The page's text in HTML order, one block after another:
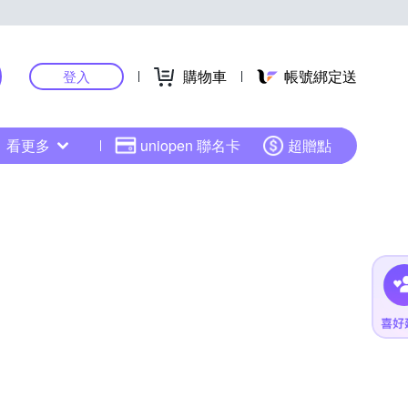
登入 購物車 帳號綁定送
看更多 uniopen 聯名卡 超贈點